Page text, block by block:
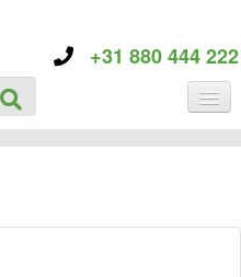
+31 880 444 222